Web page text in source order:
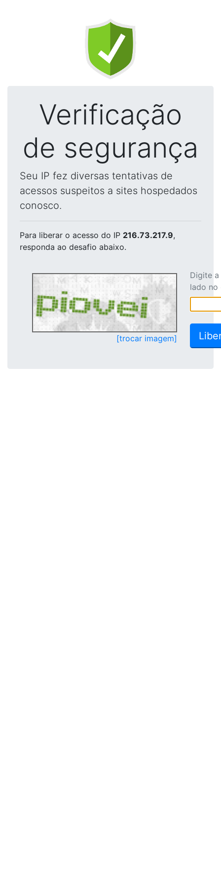
Verificação
de segurança
Seu IP fez diversas tentativas de
acessos suspeitos a sites hospedados
conosco.
Para liberar o acesso do IP 216.73.217.9,
responda ao desafio abaixo.
[trocar imagem]
Digite
lado no